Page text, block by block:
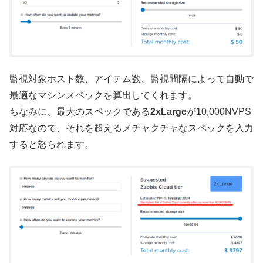
監視対象ホスト数、アイテム数、監視間隔によって自動で
最適なマシンスペックを算出してくれます。
ちなみに、最大のスペックである2xLargeが10,000NVPS
対応なので、それを超えるメチャクチャなスペックを入力
すると怒られます。